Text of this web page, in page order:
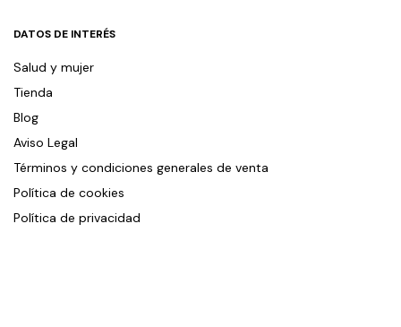
DATOS DE INTERÉS
Salud y mujer
Tienda
Blog
Aviso Legal
Términos y condiciones generales de venta
Política de cookies
Política de privacidad